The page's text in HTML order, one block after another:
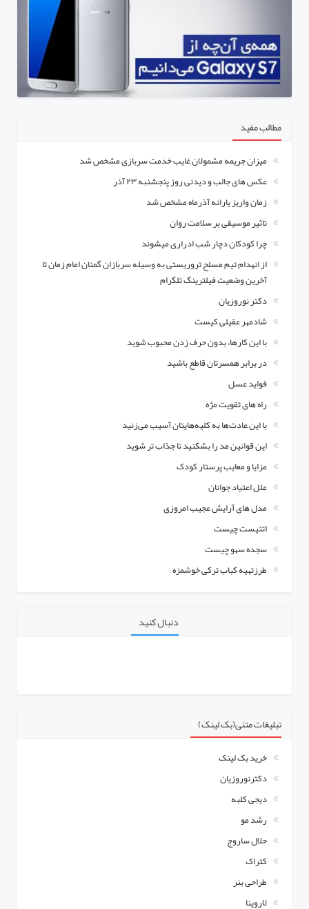
مطالب مفید
میزان جریمه مشمولان غایب خدمت سربازی مشخص شد
عکس های جالب و دیدنی روز پنجشنبه ۲۳ آذر
زمان واریز یارانه آذرماه مشخص شد
تاثیر موسیقی بر سلامت روان
چرا کودکان دچار شب ادراری میشوند
از انهدام تیم مسلح تروریستی به وسیله سربازان گمنان امام زمان تا
آخرین وضعیت فیلترینگ تلگرام
دکتر نوروزیان
شادمهر عقیلی کیست
با این کارها، بدون حرف زدن محبوب شوید
در برابر همسرتان قاطع باشید
فواید عسل
راه های تقویت مژه‌
با این عادت‌ها به کلیه‌هایتان آسیب می‌زنید
این قوانین مد را بشکنید تا جذاب تر شوید
مزایا و معایب پرستار کودک
علل اعتیاد جوانان
مدل های آرایش عجیب امروزی
اتئیست چیست
سجده سهو چیست
طرزتهیه کباب ترکی خوشمزه
دنبال کنید
تبلیغات متنی(بک لینک)
خرید بک لینک
دکترنوروزیان
دیجی کلبه
رشد مو
حلال ساروج
کتراک
طراحی بنر
لاروینا